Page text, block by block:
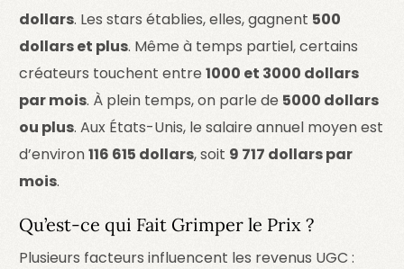
dollars. Les stars établies, elles, gagnent 500
dollars et plus. Même à temps partiel, certains
créateurs touchent entre1000 et 3000 dollars
par mois. À plein temps, on parle de 5000 dollars
ou plus. Aux États-Unis, le salaire annuel moyen est
d’environ116 615 dollars, soit 9 717 dollars par
mois.
Qu’est-ce qui Fait Grimper le Prix ?
Plusieurs facteurs influencent les revenus UGC :